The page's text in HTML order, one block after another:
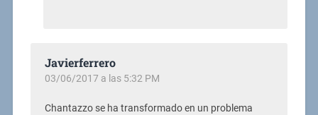
Javierferrero
03/06/2017 a las 5:32 PM
Chantazzo se ha transformado en un problema